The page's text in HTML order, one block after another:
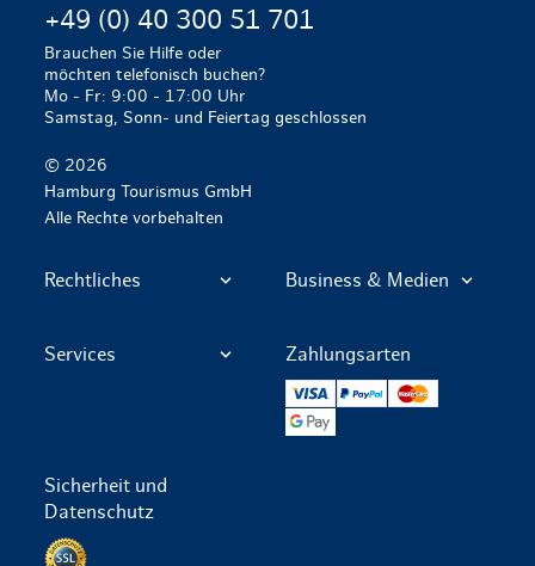
+49 (0) 40 300 51 701
Brauchen Sie Hilfe oder
möchten telefonisch buchen?
Mo - Fr: 9:00 - 17:00 Uhr
Samstag, Sonn- und Feiertag geschlossen
© 2026
Hamburg Tourismus GmbH
Alle Rechte vorbehalten
Rechtliches Business & Medien
Services Zahlungsarten
VISA PayPal
Sicherheit und
Datenschutz